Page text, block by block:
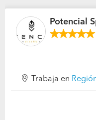
Potencial
Trabaja en